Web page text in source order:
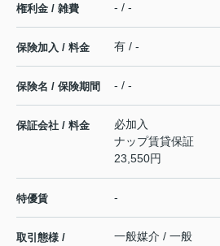
権利金 / 雑費 - / -
保険加入 / 料金 有 / -
保険名 / 保険期間 - / -
保証会社 / 料金
必加入
ナップ賃貸保証
23,550円
特優賃 -
取引態様 /
一般媒介 / 一般